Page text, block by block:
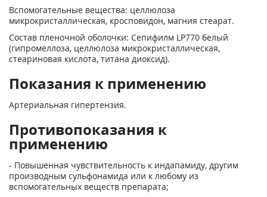
Вспомогательные вещества: целлюлоза
микрокристаллическая, кросповидон, магния стеарат.
Состав пленочной оболочки: Сепифилм LP770 белый
(гипромеллоза, целлюлоза микрокристаллическая,
стеариновая кислота, титана диоксид).
Показания к применению
Артериальная гипертензия.
Противопоказания к
применению
- Повышенная чувствительность к индапамиду, другим
производным сульфонамида или к любому из
вспомогательных веществ препарата;